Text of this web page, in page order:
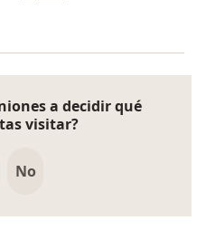
a decidir qué
visitar?
No